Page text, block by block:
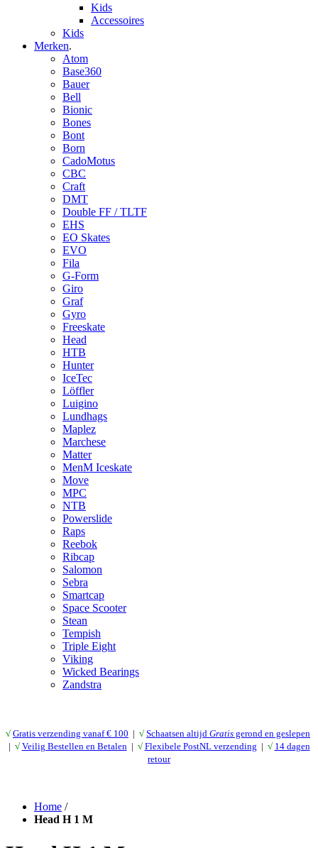
Kids
Accessoires
Kids
Merken.
Atom
Base360
Bauer
Bell
Bionic
Bones
Bont
Born
CadoMotus
CBC
Craft
DMT
Double FF / TLTF
EHS
EO Skates
EVO
Fila
G-Form
Giro
Graf
Gyro
Freeskate
Head
HTB
Hunter
IceTec
Löffler
Luigino
Lundhags
Maplez
Marchese
Matter
MenM Iceskate
Move
MPC
NTB
Powerslide
Raps
Reebok
Ribcap
Salomon
Sebra
Smartcap
Space Scooter
Stean
Tempish
Triple Eight
Viking
Wicked Bearings
Zandstra
√ Gratis verzending vanaf € 100 | √ Schaatsen altijd Gratis gerond en geslepen
| √ Veilig Bestellen en Betalen | √ Flexibele PostNL verzending | √ 14 dagen
retour
Home /
Head H 1 M